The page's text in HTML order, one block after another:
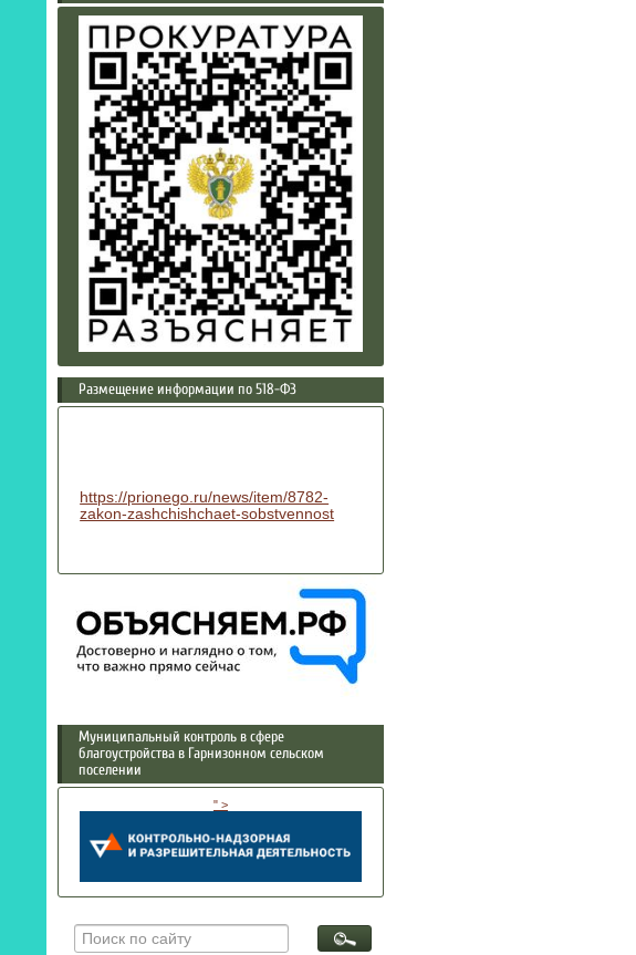
Размещение информации по 518-ФЗ
https://prionego.ru/news/item/8782-
zakon-zashchishchaet-sobstvennost
Муниципальный контроль в сфере
благоустройства в Гарнизонном сельском
поселении
" >